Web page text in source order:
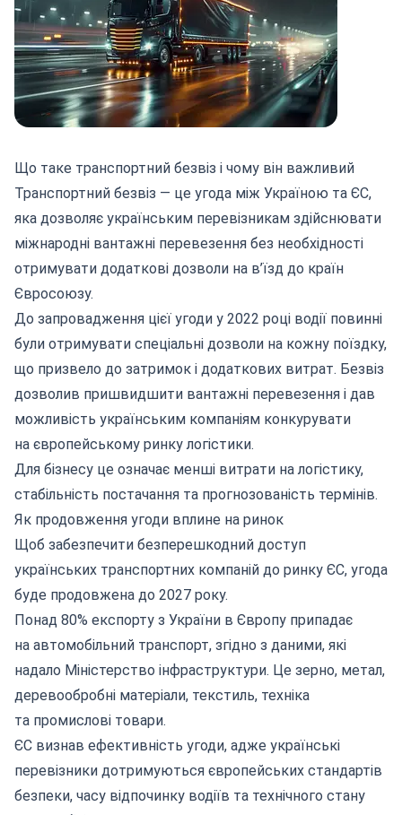
Що таке транспортний безвіз і чому він важливий
Транспортний безвіз — це yгода між Україною та ЄС,
яка дозволяє українським перевізникам здійснювати
міжнародні вантажні перевезення без необхідності
отримувати додаткові дозволи на в’їзд до країн
Євросоюзу.
До запровадження цієї угоди у 2022 році водії повинні
були отримувати спеціальні дозволи на кожну поїздку,
що призвело до затримок і додаткових витрат. Безвіз
дозволив пришвидшити вантажні перевезення і дав
можливість українським компаніям конкурувати
на європейському ринку логістики.
Для бізнесу це означає менші витрати на логістику,
стабільність постачання та прогнозованість термінів.
Як продовження угоди вплине на ринок
Щоб забезпечити безперешкодний доступ
українських транспортних компаній до ринку ЄС, угода
буде продовжена до 2027 року.
Понад 80% експорту з України в Європу припадає
на автомобільний транспорт, згідно з даними, які
надало Міністерство інфраструктури. Це зерно, метал,
деревообробні матеріали, текстиль, техніка
та промислові товари.
ЄС визнав ефективність угоди, адже українські
перевізники дотримуються європейських стандартів
безпеки, часу відпочинку водіїв та технічного стану